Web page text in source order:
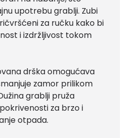
upotrebu grablji. Zubi
za ručku kako bi
i izdržljivost tokom
drška omogućava
zamor prilikom
grablji pruža
za brzo i
otpada.